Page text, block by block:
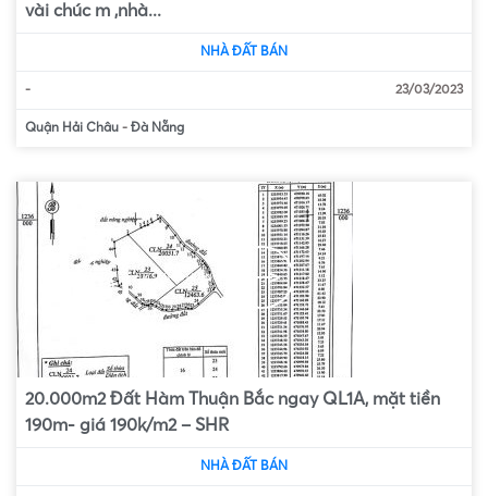
vài chúc m ,nhà...
NHÀ ĐẤT BÁN
- 23/03/2023
Quận Hải Châu - Đà Nẵng
20.000m2 Đất Hàm Thuận Bắc ngay QL1A, mặt tiền
190m- giá 190k/m2 – SHR
NHÀ ĐẤT BÁN